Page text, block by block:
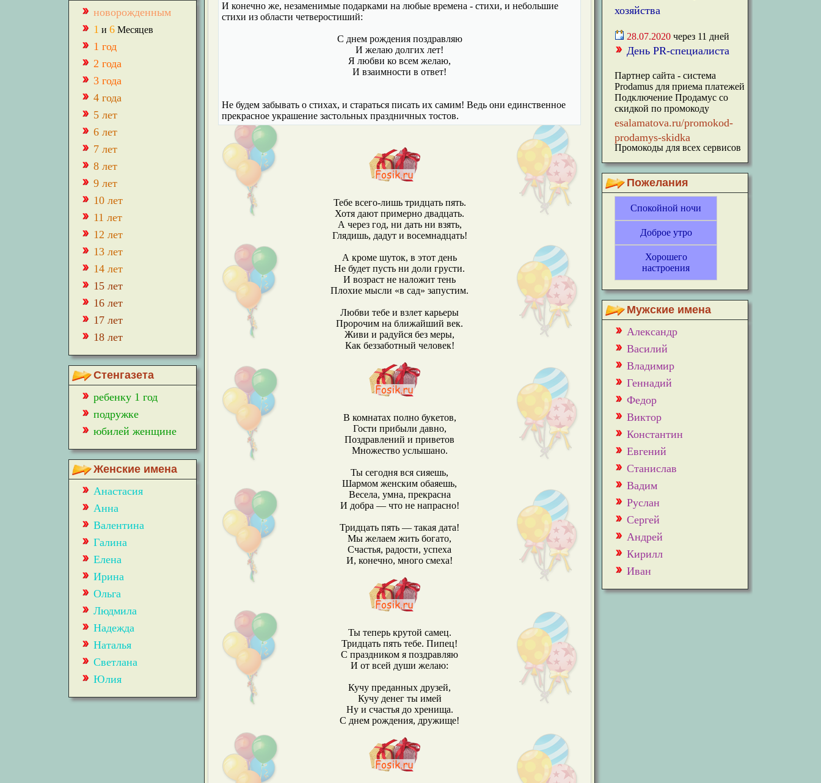
И конечно же, незаменимые подарками на любые времена - стихи, и небольшие
стихи из области четверостиший:
С днем рождения поздравляю
И желаю долгих лет!
Я любви ко всем желаю,
И взаимности в ответ!
Не будем забывать о стихах, и стараться писать их самим! Ведь они единственное
прекрасное украшение застольных праздничных тостов.
Тебе всего-лишь тридцать пять.
Хотя дают примерно двадцать.
А через год, ни дать ни взять,
Глядишь, дадут и восемнадцать!
А кроме шуток, в этот день
Не будет пусть ни доли грусти.
И возраст не наложит тень
Плохие мысли «в сад» запустим.
Любви тебе и взлет карьеры
Пророчим на ближайший век.
Живи и радуйся без меры,
Как беззаботный человек!
В комнатах полно букетов,
Гости прибыли давно,
Поздравлений и приветов
Множество услышано.
Ты сегодня вся сияешь,
Шармом женским обаяешь,
Весела, умна, прекрасна
И добра — что не напрасно!
Тридцать пять — такая дата!
Мы желаем жить богато,
Счастья, радости, успеха
И, конечно, много смеха!
Ты теперь крутой самец.
Тридцать пять тебе. Пипец!
С праздником я поздравляю
И от всей души желаю:
Кучу преданных друзей,
Кучу денег ты имей
Ну и счастья до хренища.
С днем рождения, дружище!
новорожденным
1 и 6 Месяцев
1 год
2 года
3 года
4 года
5 лет
6 лет
7 лет
8 лет
9 лет
10 лет
11 лет
12 лет
13 лет
14 лет
15 лет
16 лет
17 лет
18 лет
Стенгазета
ребенку 1 год
подружке
юбилей женщине
Женские имена
Анастасия
Анна
Валентина
Галина
Елена
Ирина
Ольга
Людмила
Надежда
Наталья
Светлана
Юлия
хозяйства
28.07.2020 через 11 дней
День PR-специалиста
Партнер сайта - система
Prodamus для приема платежей
Подключение Продамус со
скидкой по промокоду
esalamatova.ru/promokod-
prodamys-skidka
Промокоды для всех сервисов
Пожелания
Спокойной ночи
Доброе утро
Хорошего
настроения
Мужские имена
Александр
Василий
Владимир
Геннадий
Федор
Виктор
Константин
Евгений
Станислав
Вадим
Руслан
Сергей
Андрей
Кирилл
Иван